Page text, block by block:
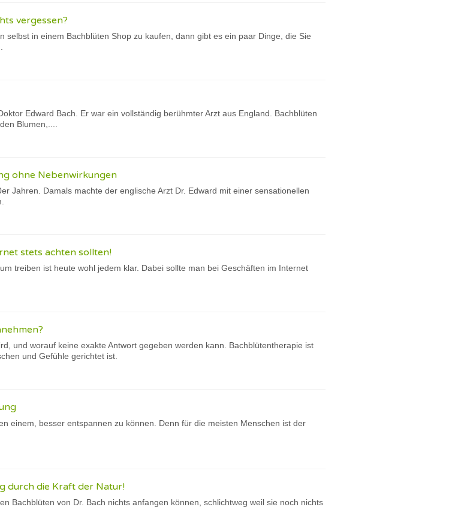
vergessen?
selbst in einem Bachblüten Shop zu kaufen, dann gibt es ein paar Dinge, die Sie
Edward Bach. Er war ein vollständig berühmter Arzt aus England. Bachblüten
Blumen,....
ohne Nebenwirkungen
Jahren. Damals machte der englische Arzt Dr. Edward mit einer sensationellen
stets achten sollten!
treiben ist heute wohl jedem klar. Dabei sollte man bei Geschäften im Internet
und worauf keine exakte Antwort gegeben werden kann. Bachblütentherapie ist
und Gefühle gerichtet ist.
einem, besser entspannen zu können. Denn für die meisten Menschen ist der
durch die Kraft der Natur!
Bachblüten von Dr. Bach nichts anfangen können, schlichtweg weil sie noch nichts